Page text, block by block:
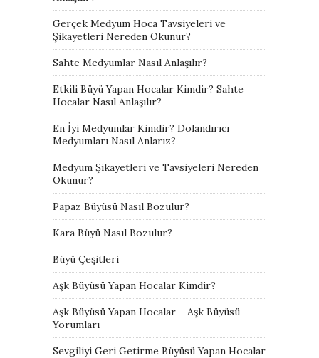
Gerçek Medyum Hoca Tavsiyeleri ve
Şikayetleri Nereden Okunur?
Sahte Medyumlar Nasıl Anlaşılır?
Etkili Büyü Yapan Hocalar Kimdir? Sahte
Hocalar Nasıl Anlaşılır?
En İyi Medyumlar Kimdir? Dolandırıcı
Medyumları Nasıl Anlarız?
Medyum Şikayetleri ve Tavsiyeleri Nereden
Okunur?
Papaz Büyüsü Nasıl Bozulur?
Kara Büyü Nasıl Bozulur?
Büyü Çeşitleri
Aşk Büyüsü Yapan Hocalar Kimdir?
Aşk Büyüsü Yapan Hocalar – Aşk Büyüsü
Yorumları
Sevgiliyi Geri Getirme Büyüsü Yapan Hocalar